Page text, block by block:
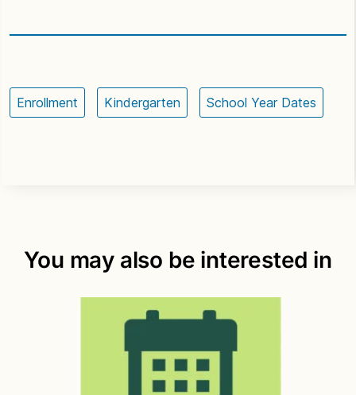
Enrollment Kindergarten School Year Dates
You may also be interested in